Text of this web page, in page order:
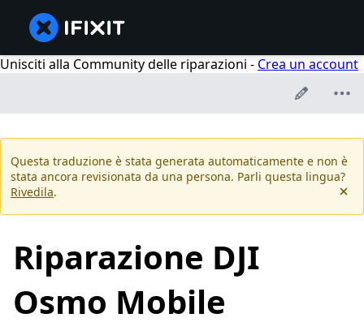
Unisciti alla Community delle riparazioni - Crea un account
Questa traduzione è stata generata automaticamente e non è
stata ancora revisionata da una persona. Parli questa lingua?
Rivedila.
Riparazione DJI
Osmo Mobile